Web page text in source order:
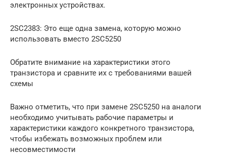
электронных устройствах.
2SC2383: Это еще одна замена, которую можно
использовать вместо 2SC5250
Обратите внимание на характеристики этого
транзистора и сравните их с требованиями вашей
схемы
Важно отметить, что при замене 2SC5250 на аналоги
необходимо учитывать рабочие параметры и
характеристики каждого конкретного транзистора,
чтобы избежать возможных проблем или
несовместимости